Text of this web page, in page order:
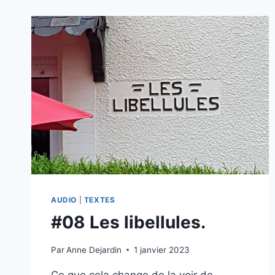
AUDIO TEXTES
#08 Les libellules.
ParAnne Dejardin 1 janvier 2023